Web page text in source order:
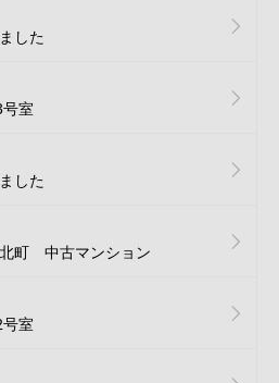
した
室
した
町 中古マンション
室